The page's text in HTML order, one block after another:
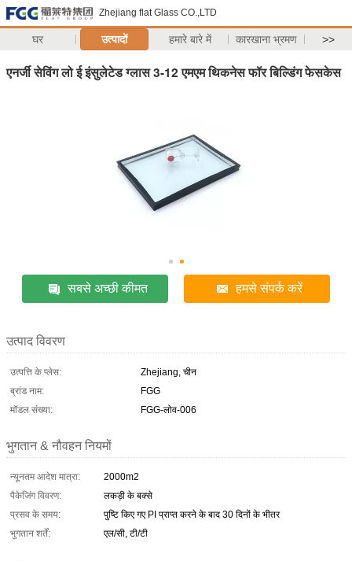
Zhejiang flat Glass CO.,LTD
घर उत्पादों हमारे बारे में कारखाना भ्रमण >>
एनर्जी सेविंग लो ई इंसुलेटेड ग्लास 3-12 एमएम थिकनेस फॉर बिल्डिंग फेसकेस
सबसे अच्छी कीमत हमसे संपर्क करें
उत्पाद विवरण
उत्पत्ति के प्लेस:
Zhejiang, चीन
ब्रांड नाम:
FGG
मॉडल संख्या:
FGG-लोव-006
भुगतान & नौवहन नियमों
न्यूनतम आदेश मात्रा:
2000m2
पैकेजिंग विवरण:
लकड़ी के बक्से
प्रसव के समय:
पुष्टि किए गए PI प्राप्त करने के बाद 30 दिनों के भीतर
भुगतान शर्तें:
एल/सी, टी/टी